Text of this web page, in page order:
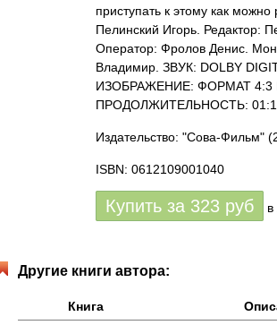
приступать к этому как
Пелинский Игорь. Редактор:
Оператор: Фролов Денис.
Владимир. ЗВУК: DOLBY
ИЗОБРАЖЕНИЕ: ФОРМАТ 4:3
ПРОДОЛЖИТЕЛЬНОСТЬ:
Издательство: "Сова-Фильм"
ISBN: 0612109001040
Купить за 323 руб
Другие книги автора:
Книга